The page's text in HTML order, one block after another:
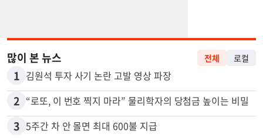
1 김원석 투자 사기 논란 고발 영상 파장
2 “로또, 이 번호 찍지 마라” 물리학자의 당첨금 높이는 비밀